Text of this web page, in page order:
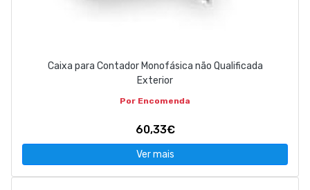
Caixa para Contador Monofásica não Qualificada
Exterior
Por Encomenda
60,33€
Ver mais